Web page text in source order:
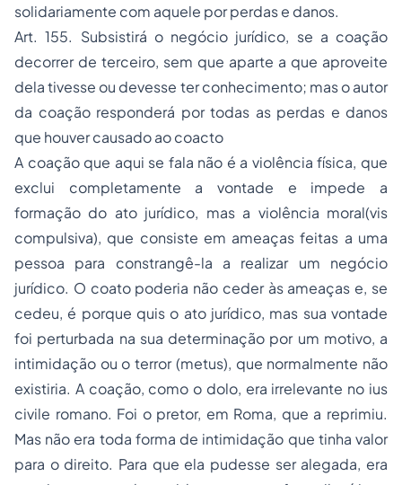
Art. 155. Subsistirá o negócio jurídico, se a coação
decorrer de terceiro, sem que aparte a que aproveite
dela tivesse ou devesse ter conhecimento; mas o autor
da coação responderá por todas as perdas e danos
que houver causado ao coacto
A coação que aqui se fala não é a violência física, que
exclui completamente a vontade e impede a
formação do ato jurídico, mas a violência moral(vis
compulsiva), que consiste em ameaças feitas a uma
pessoa para constrangê-la a realizar um negócio
jurídico. O coato poderia não ceder às ameaças e, se
cedeu, é porque quis o ato jurídico, mas sua vontade
foi perturbada na sua determinação por um motivo, a
intimidação ou o terror (metus), que normalmente não
existiria. A coação, como o dolo, era irrelevante no ius
civile romano. Foi o pretor, em Roma, que a reprimiu.
Mas não era toda forma de intimidação que tinha valor
para o direito. Para que ela pudesse ser alegada, era
preciso que o mal, contido na ameaça, fosse ilegítimo,